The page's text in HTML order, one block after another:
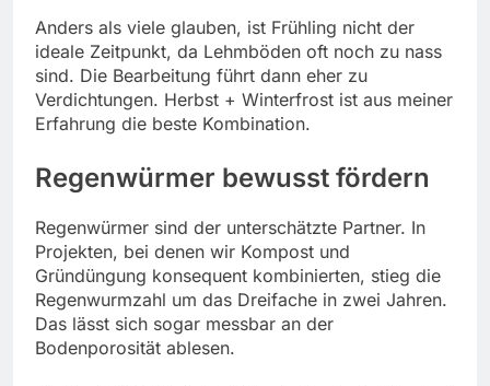
Anders als viele glauben, ist Frühling nicht der
ideale Zeitpunkt, da Lehmböden oft noch zu nass
sind. Die Bearbeitung führt dann eher zu
Verdichtungen. Herbst + Winterfrost ist aus meiner
Erfahrung die beste Kombination.
Regenwürmer bewusst fördern
Regenwürmer sind der unterschätzte Partner. In
Projekten, bei denen wir Kompost und
Gründüngung konsequent kombinierten, stieg die
Regenwurmzahl um das Dreifache in zwei Jahren.
Das lässt sich sogar messbar an der
Bodenporosität ablesen.